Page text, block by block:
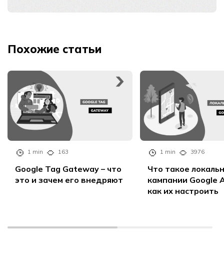
Похожие статьи
1 min 163
Google Tag Gateway – что
это и зачем его внедряют
1 min 3976
Что такое
кампании Google
как их настроить